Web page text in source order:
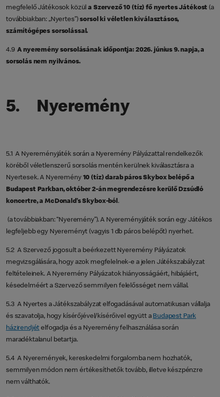
megfelelő Játékosok közüla Szervező 10 (tíz) fő nyertes Játékost (a
továbbiakban: „Nyertes”)sorsol ki véletlen kiválasztásos,
számítógépes sorsolással.
4.9A nyeremény sorsolásának időpontja: 2026. június 9. napja, a
sorsolás nem nyilvános.
5. Nyeremény
5.1 A Nyereményjáték során a Nyeremény Pályázattal rendelkezők
köréből véletlenszerű sorsolás mentén kerülnek kiválasztásra a
Nyertesek. A Nyeremény 10 (tíz) darab páros Skybox belépő a
Budapest Parkban, október 2-án megrendezésre kerülő Dzsúdló
koncertre, a McDonald’s Skybox-ból.
(a továbbiakban: “Nyeremény”). A Nyereményjáték során egy Játékos
legfeljebb egy Nyereményt (vagyis 1 db páros belépőt) nyerhet.
5.2 A Szervező jogosult a beérkezett Nyeremény Pályázatok
megvizsgálására, hogy azok megfelelnek-e a jelen Játékszabályzat
feltételeinek. A Nyeremény Pályázatok hiányosságáért, hibájáért,
késedelméért a Szervező semmilyen felelősséget nem vállal.
5.3 A Nyertes a Játékszabályzat elfogadásával automatikusan vállalja
és szavatolja, hogy kísérőjével/kísérőivel együtt a Budapest Park
házirendjét elfogadja és a Nyeremény felhasználása során
maradéktalanul betartja.
5.4 A Nyeremények, kereskedelmi forgalomba nem hozhatók,
semmilyen módon nem értékesíthetők tovább, illetve készpénzre
nem válthatók.